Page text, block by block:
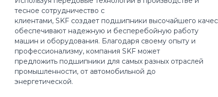
тесное сотрудничество с
клиентами, SKF создает подшипники высочайшего
обеспечивают надежную и бесперебойную работу
машин и оборудования. Благодаря своему опыту и
профессионализму, компания SKF может
предложить подшипники для самых разных отраслей
промышленности, от автомобильной до
энергетической.